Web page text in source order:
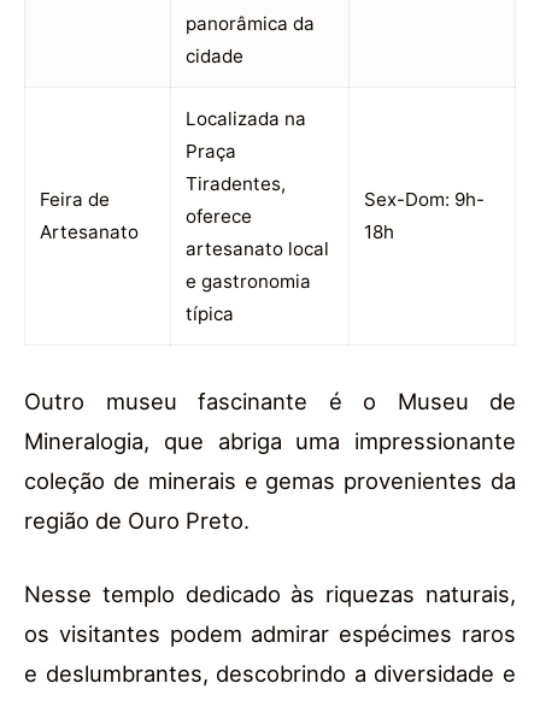
panorâmica da
cidade
Feira de
Artesanato
Localizada na
Praça
Tiradentes,
oferece
artesanato local
e gastronomia
típica
Sex-Dom: 9h-
18h
Outro museu fascinante é o Museu de
Mineralogia, que abriga uma impressionante
coleção de minerais e gemas provenientes da
região de Ouro Preto.
Nesse templo dedicado às riquezas naturais,
os visitantes podem admirar espécimes raros
e deslumbrantes, descobrindo a diversidade e